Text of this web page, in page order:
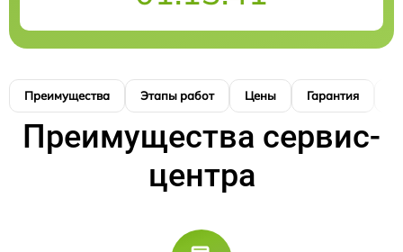
Преимущества Этапы работ Цены Гарантия
Преимущества сервис-
центра